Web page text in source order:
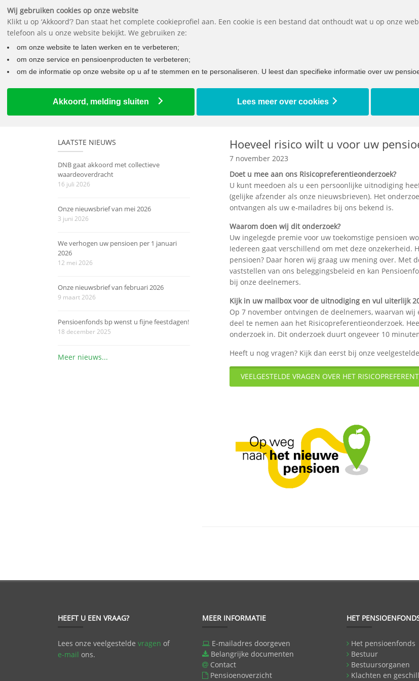
LAATSTE NIEUWS
DNB gaat akkoord met collectieve
waardeoverdracht
16 juli 2026
Onze nieuwsbrief van mei 2026
3 juni 2026
We verhogen uw pensioen per 1 januari
2026
12 mei 2026
Onze nieuwsbrief van februari 2026
9 maart 2026
Pensioenfonds bp wenst u fijne feestdagen!
18 december 2025
Meer nieuws...
Hoeveel risico wilt u voor uw
7 november 2023
Doet u mee aan ons Risicopreferentieonderzoek?
U kunt meedoen als u een persoonlijke uitnodiging
(gelijke afzender als onze nieuwsbrieven). Het
ontvangen als uw e-mailadres bij ons bekend is.
Waarom doen wij dit onderzoek?
Uw ingelegde premie voor uw toekomstige pensioen
Iedereen gaat verschillend om met deze onzekerheid.
pensioen? Daar horen wij graag uw mening over. Met
vaststellen van ons beleggingsbeleid en kan
bij onze deelnemers.
Kijk in uw mailbox voor de uitnodiging en vul uiterlijk
Op 7 november ontvingen de deelnemers, waarvan
deel te nemen aan het Risicopreferentieonderzoek.
onderzoek in. Dit onderzoek duurt ongeveer 10
Heeft u nog vragen? Kijk dan eerst bij onze
VEELGESTELDE VRAGEN OVER HET
HEEFT U EEN VRAAG?
Lees onze veelgestelde vragen of
e-mail ons.
MEER INFORMATIE
E-mailadres doorgeven
Belangrijke documenten
Contact
Pensioenoverzicht
HET
Het pensioenfonds
Bestuur
Bestuursorganen
Klachten en
Wij gebruiken cookies op onze website
Klikt u op ‘Akkoord’? Dan staat het complete cookieprofiel aan. Een cookie is een bestand dat onthoudt wat u op onze
telefoon als u onze website bekijkt. We gebruiken ze:
om onze website te laten werken en te verbeteren;
om onze service en pensioenproducten te verbeteren;
om de informatie op onze website op u af te stemmen en te personaliseren. U leest dan specifieke informatie over uw
Akkoord, melding sluiten Lees meer over cookies